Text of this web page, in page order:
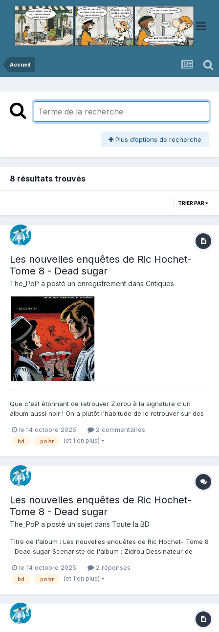
Accueil
Plus d’options de recherche
8 résultats trouvés
TRIER PAR
Les nouvelles enquêtes de Ric Hochet-
Tome 8 - Dead sugar
The_PoP a posté un enregistrement dans Critiques
Que c'est étonnant de retrouver Zidrou à la signature d'un
album aussi noir ! On a plutôt l'habitude de le retrouver sur des
aventures de ric hochet sont tout sauf de la lecture pour les
plus jeunes. D'ailleurs Ric passe ici complètement...
le 14 octobre 2025 2 commentaires
bd polar (et 1 en plus)
Les nouvelles enquêtes de Ric Hochet-
Tome 8 - Dead sugar
The_PoP a posté un sujet dans Toute la BD
Titre de l'album : Les nouvelles enquêtes de Ric Hochet- Tome 8
- Dead sugar Scenariste de l'album : Zidrou Dessinateur de
l'album : Le Lombard Note : Résumé de l'album : Tandis que
Paris ploie sous la pluie et les...
le 14 octobre 2025 2 réponses
bd polar (et 1 en plus)